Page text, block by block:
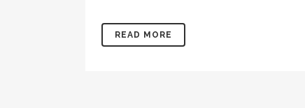
READ MORE